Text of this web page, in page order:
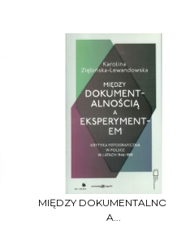
MIĘDZY DOKUMENTALNOŚCIĄ
A...